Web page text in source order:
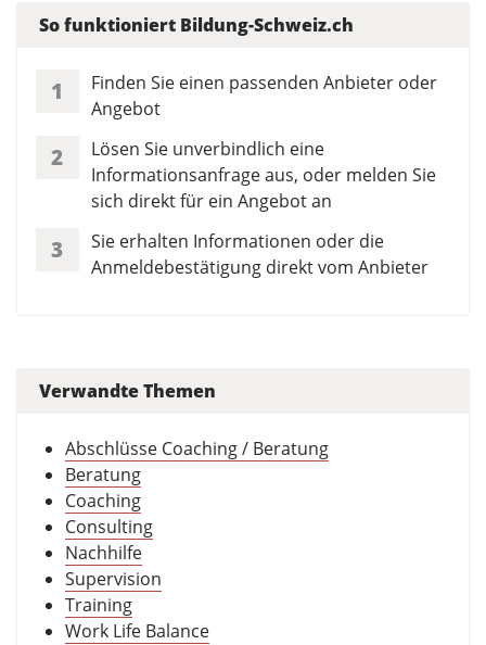
So funktioniert Bildung-Schweiz.ch
1
Finden Sie einen passenden Anbieter oder
Angebot
2
Lösen Sie unverbindlich eine
Informationsanfrage aus, oder melden Sie
sich direkt für ein Angebot an
3
Sie erhalten Informationen oder die
Anmeldebestätigung direkt vom Anbieter
Verwandte Themen
Abschlüsse Coaching / Beratung
Beratung
Coaching
Consulting
Nachhilfe
Supervision
Training
Work Life Balance